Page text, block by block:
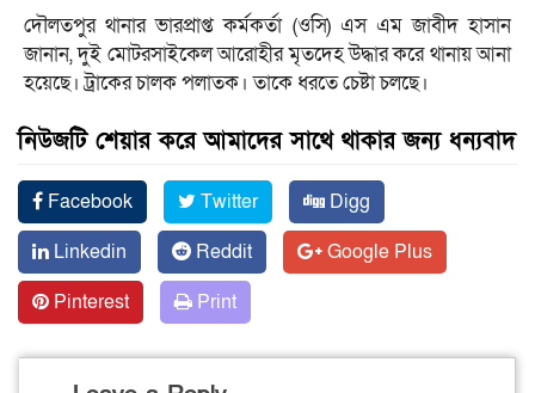
দৌলতপুর থানার ভারপ্রাপ্ত কর্মকর্তা (ওসি) এস এম জাবীদ হাসান
জানান, দুই মোটরসাইকেল আরোহীর মৃতদেহ উদ্ধার করে থানায় আনা
হয়েছে। ট্রাকের চালক পলাতক। তাকে ধরতে চেষ্টা চলছে।
নিউজটি শেয়ার করে আমাদের সাথে থাকার জন্য ধন্যবাদ
Facebook Twitter
Digg
Linkedin
Reddit
Google Plus
Pinterest
Print